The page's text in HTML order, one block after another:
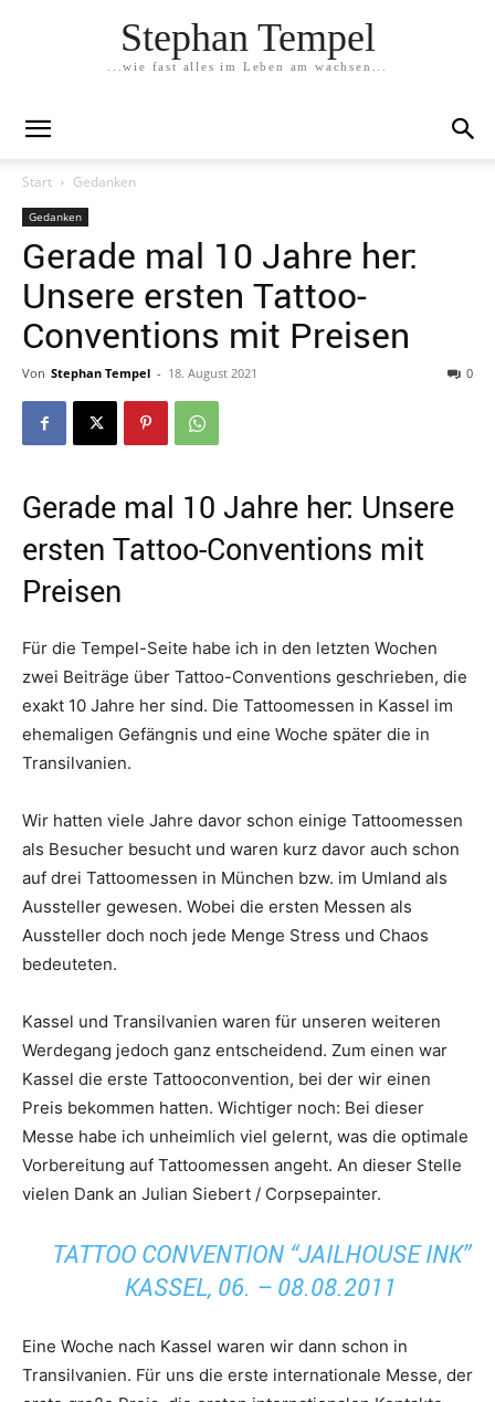
Stephan Tempel
...wie fast alles im Leben am wachsen...
Start Gedanken
Gedanken
Gerade mal 10 Jahre her:
Unsere ersten Tattoo-
Conventions mit Preisen
Von Stephan Tempel - 18. August 2021 0
Gerade mal 10 Jahre her: Unsere
ersten Tattoo-Conventions mit
Preisen
Für die Tempel-Seite habe ich in den letzten Wochen
zwei Beiträge über Tattoo-Conventions geschrieben, die
exakt 10 Jahre her sind. Die Tattoomessen in Kassel im
ehemaligen Gefängnis und eine Woche später die in
Transilvanien.
Wir hatten viele Jahre davor schon einige Tattoomessen
als Besucher besucht und waren kurz davor auch schon
auf drei Tattoomessen in München bzw. im Umland als
Aussteller gewesen. Wobei die ersten Messen als
Aussteller doch noch jede Menge Stress und Chaos
bedeuteten.
Kassel und Transilvanien waren für unseren weiteren
Werdegang jedoch ganz entscheidend. Zum einen war
Kassel die erste Tattooconvention, bei der wir einen
Preis bekommen hatten. Wichtiger noch: Bei dieser
Messe habe ich unheimlich viel gelernt, was die optimale
Vorbereitung auf Tattoomessen angeht. An dieser Stelle
vielen Dank an Julian Siebert / Corpsepainter.
TATTOO CONVENTION “JAILHOUSE INK”
KASSEL, 06. – 08.08.2011
Eine Woche nach Kassel waren wir dann schon in
Transilvanien. Für uns die erste internationale Messe, der